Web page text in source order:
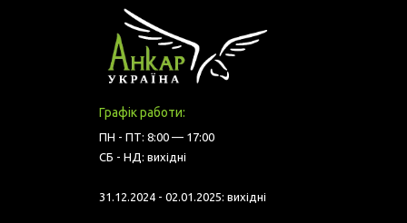
Графік работи:
ПН - ПТ: 8:00 — 17:00
СБ - НД: вихідні
31.12.2024 - 02.01.2025: вихідні